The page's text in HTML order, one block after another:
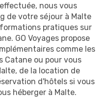
nous vous
de votre séjour à Malte
pratiques sur
GO Voyages propose
comme les
Catane ou pour vous
de la location de
d'hôtels si vous
héberger à Malte.